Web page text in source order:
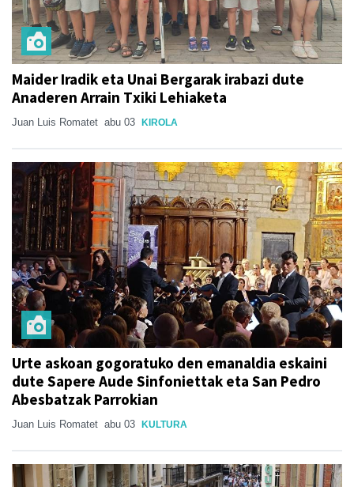
Maider Iradik eta Unai Bergarak irabazi dute
Anaderen Arrain Txiki Lehiaketa
Juan Luis Romatet abu 03 KIROLA
Urte askoan gogoratuko den emanaldia eskaini
dute Sapere Aude Sinfoniettak eta San Pedro
Abesbatzak Parrokian
Juan Luis Romatet abu 03 KULTURA